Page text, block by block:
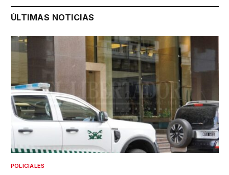
ÚLTIMAS NOTICIAS
POLICIALES